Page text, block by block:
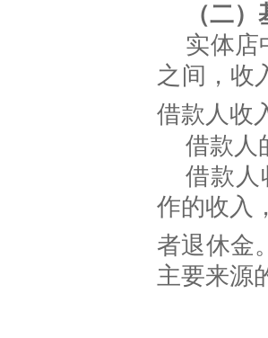
（二
实体店
之间，收
借款人收
借款人
借款人
作的收入
者退休金
主要来源